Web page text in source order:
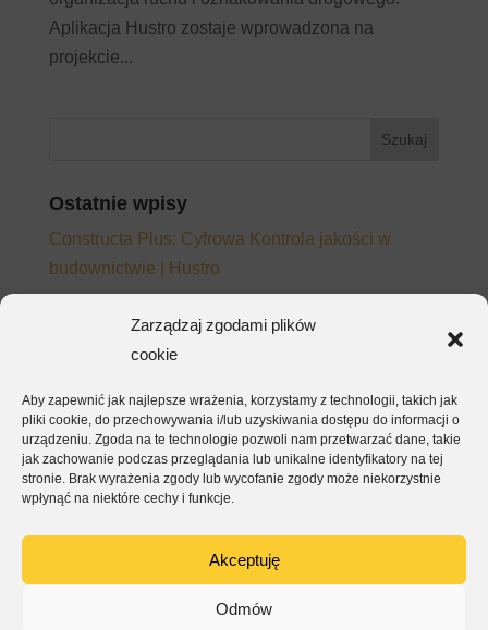
Zarządzaj zgodami plików
cookie
Aby zapewnić jak najlepsze wrażenia, korzystamy z technologii, takich jak
pliki cookie, do przechowywania i/lub uzyskiwania dostępu do informacji o
urządzeniu. Zgoda na te technologie pozwoli nam przetwarzać dane, takie
jak zachowanie podczas przeglądania lub unikalne identyfikatory na tej
stronie. Brak wyrażenia zgody lub wycofanie zgody może niekorzystnie
wpłynąć na niektóre cechy i funkcje.
Akceptuję
Odmów
Aplikacja Hustro zostaje wprowadzona na
projekcie...
Ostatnie wpisy
Constructa Plus: Cyfrowa Kontrola jakości w
budownictwie | Hustro
wracają do e-maila mimo wdrożonego systemu
będą działać – nie tylko na papierze
EKSA – kontrola jakości i raporty dla inwestora w
jednej aplikacji
ArmetBis – kompletacja, montaż i odbiór w jednej
aplikacji